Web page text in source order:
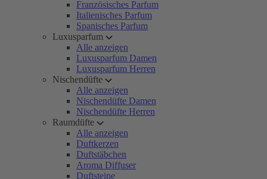
Französisches Parfum
Italienisches Parfum
Spanisches Parfum
Luxusparfum
Alle anzeigen
Luxusparfum Damen
Luxusparfum Herren
Nischendüfte
Alle anzeigen
Nischendüfte Damen
Nischendüfte Herren
Raumdüfte
Alle anzeigen
Duftkerzen
Duftstäbchen
Aroma Diffuser
Duftsteine